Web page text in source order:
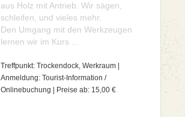
aus Holz mit Antrieb. Wir sägen,
schleifen, und vieles mehr.
Den Umgang mit den Werkzeugen
lernen wir im Kurs ...
Treffpunkt: Trockendock, Werkraum |
Anmeldung: Tourist-Information /
Onlinebuchung | Preise ab: 15,00 €